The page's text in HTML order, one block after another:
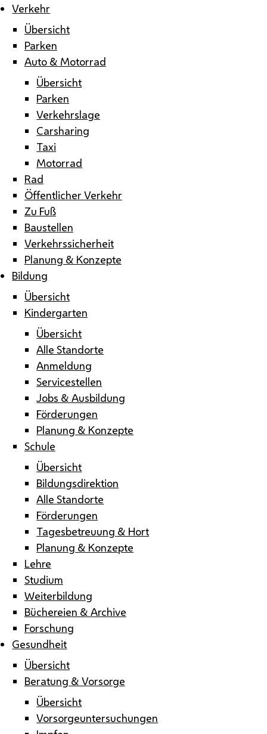
Verkehr
Übersicht
Parken
Auto & Motorrad
Übersicht
Parken
Verkehrslage
Carsharing
Taxi
Motorrad
Rad
Öffentlicher Verkehr
Zu Fuß
Baustellen
Verkehrssicherheit
Planung & Konzepte
Bildung
Übersicht
Kindergarten
Übersicht
Alle Standorte
Anmeldung
Servicestellen
Jobs & Ausbildung
Förderungen
Planung & Konzepte
Schule
Übersicht
Bildungsdirektion
Alle Standorte
Förderungen
Tagesbetreuung & Hort
Planung & Konzepte
Lehre
Studium
Weiterbildung
Büchereien & Archive
Forschung
Gesundheit
Übersicht
Beratung & Vorsorge
Übersicht
Vorsorgeuntersuchungen